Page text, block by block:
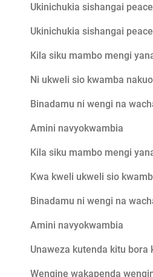
Ukinichukia sishangai
Ukinichukia sishangai
Kila siku mambo mengi
Ni ukweli sio kwamba
Binadamu ni wengi na
Amini navyokwambia
Kila siku mambo mengi
Kwa kweli ukweli sio
Binadamu ni wengi na
Amini navyokwambia
Unaweza kutenda kitu bora
Wengine wakapenda